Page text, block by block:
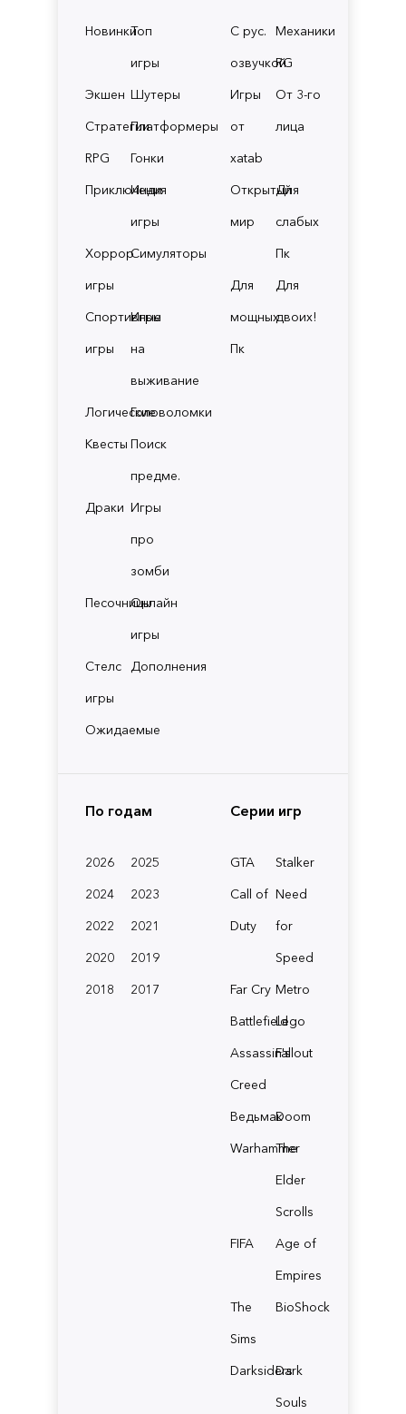
НовинкиТоп
игры
Экшен Шутеры
СтратегииПлатформеры
RPG
Гонки
Приключения
Инди
игры
Хоррор
игры
Симуляторы
Спортивные
игры
Игры
на
выживание
ЛогическиеГоловоломки
Квесты Поиск
предме.
Драки Игры
про
зомби
ПесочницыОнлайн
игры
Стелс
игры
Дополнения
Ожидаемые
С рус.
озвучкой
Механики
RG
Игры
от
xatab
От 3-го
лица
Открытый
мир
Для
слабых
Пк
Для
мощных
Пк
Для
двоих!
По годам
2026
2025
2024
2023
2022
2021
2020
2019
2018
2017
Серии игр
GTA
Stalker
Call of
Duty
Need
for
Speed
Far Cry Metro
BattlefieldLego
Assassin's
Creed
Fallout
ВедьмакDoom
Warhammer
The
Elder
Scrolls
FIFA
Age of
Empires
The
Sims
BioShock
Darksiders
Dark
Souls